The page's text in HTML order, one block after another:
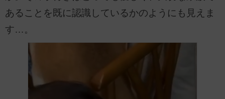
あることを既に認識しているかのようにも見えま
す…。